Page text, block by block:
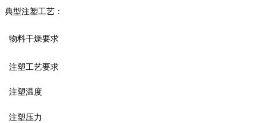
典型注塑工艺：
物料干燥要求
注塑工艺要求
注塑温度
注塑压力